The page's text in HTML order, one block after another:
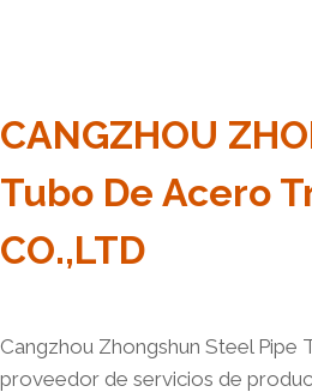
CANGZHOU
Tubo De Acero
CO.,LTD
Cangzhou Zhongshun Steel Pipe
proveedor de servicios de